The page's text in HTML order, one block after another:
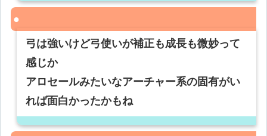
弓は強いけど弓使いが補正も成長も微妙って
感じか
アロセールみたいなアーチャー系の固有がい
れば面白かったかもね